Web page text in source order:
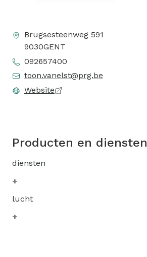
Brugsesteenweg 591
9030GENT
092657400
toon.vanelst@prg.be
Website
Producten en diensten
diensten
lucht